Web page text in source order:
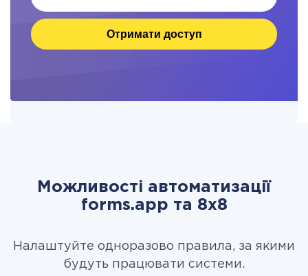
Отримати доступ
Можливості автоматизації
forms.app та 8x8
Налаштуйте одноразово правила, за якими
будуть працювати системи.